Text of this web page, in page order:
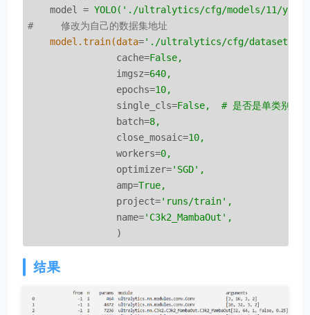
model
= YOLO('./ultralytics/cfg/models/11/
#     修改为自己的数据集地址
model.train(data='./ultralytics/cfg/datasets/
cache=False,
imgsz=640,
epochs=10,
single_cls=False,  # 是否是单类别检测
batch=8,
close_mosaic=10,
workers=0,
optimizer='SGD',
amp=True,
project='runs/train',
name='C3k2_MambaOut',
)
结果